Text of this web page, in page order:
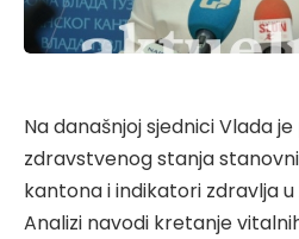
Na današnjoj sjednici Vlada
zdravstvenog stanja
kantona i indikatori zdravlja u
Analizi navodi kretanje